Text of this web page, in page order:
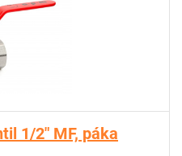
1/2" MF, páka